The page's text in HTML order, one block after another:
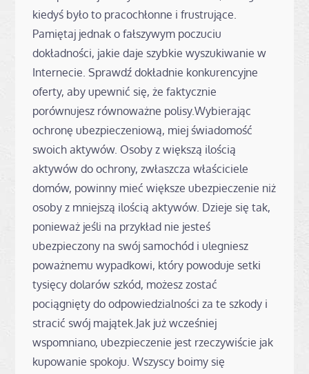
kiedyś było to pracochłonne i frustrujące.
Pamiętaj jednak o fałszywym poczuciu
dokładności, jakie daje szybkie wyszukiwanie w
Internecie. Sprawdź dokładnie konkurencyjne
oferty, aby upewnić się, że faktycznie
porównujesz równoważne polisy.Wybierając
ochronę ubezpieczeniową, miej świadomość
swoich aktywów. Osoby z większą ilością
aktywów do ochrony, zwłaszcza właściciele
domów, powinny mieć większe ubezpieczenie niż
osoby z mniejszą ilością aktywów. Dzieje się tak,
ponieważ jeśli na przykład nie jesteś
ubezpieczony na swój samochód i ulegniesz
poważnemu wypadkowi, który powoduje setki
tysięcy dolarów szkód, możesz zostać
pociągnięty do odpowiedzialności za te szkody i
stracić swój majątek.Jak już wcześniej
wspomniano, ubezpieczenie jest rzeczywiście jak
kupowanie spokoju. Wszyscy boimy się